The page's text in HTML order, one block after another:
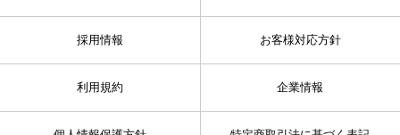
採用情報 お客様対応方針
利用規約 企業情報